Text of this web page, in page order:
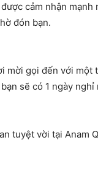
cảm nhận
đón bạn.
mời gọi đến với
sẽ có 1 ngày
tuyệt vời tại Anam